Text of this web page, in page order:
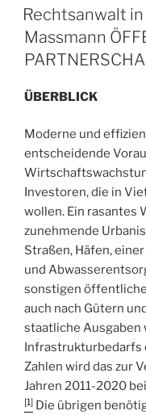
ON
Rechtsanwalt
Massmann
ÜBERBLICK
Moderne und
entscheidende
Investoren, die in
wollen. Ein rasantes
zunehmende
Straßen, Häfen,
und
sonstigen
auch nach Gütern
staatliche Ausgaben
Infrastrukturbedarfs
Zahlen wird das zur
Jahren 2011-2020
[1] Die übrigen